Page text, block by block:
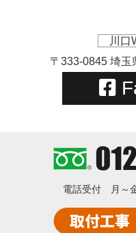
川口
〒333-0845 埼玉
電話受付 月～